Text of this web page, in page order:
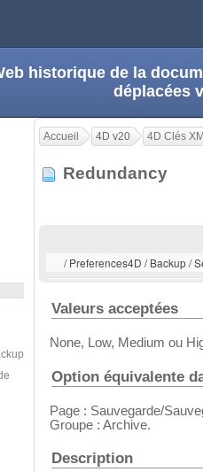
historique de la
déplacées
Accueil 4D v20 4D Clés
Redundancy
/ Preferences4D / Backup /
Valeurs acceptées
None, Low, Medium ou
Option équivalente
Page : Sauvegarde/
Groupe : Archive.
Description